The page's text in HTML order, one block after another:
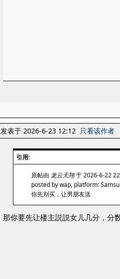
发表于 2026-6-23 12:12 只看该作者
引用:
原帖由 龙云天翔于 2026-6-22
posted by wap, platform:
你先别买，让男朋友送
那你要先让楼主説説女儿几分，分